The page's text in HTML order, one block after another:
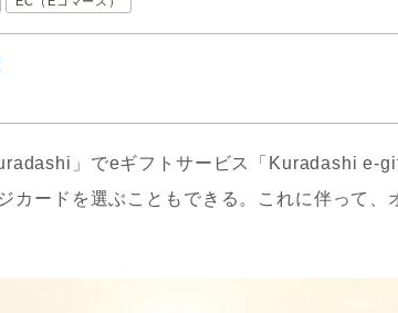
」でeギフトサービス「Kuradashi e-
カードを選ぶこともできる。これに伴って、